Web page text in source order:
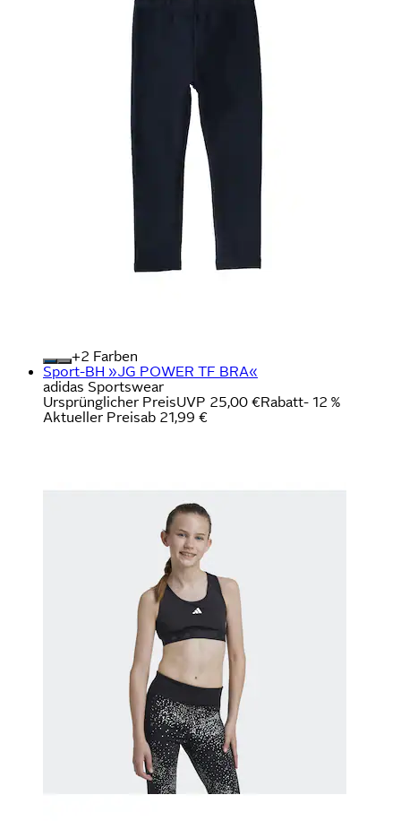
+
Farben
Sport-BH »JG POWER TF BRA«
adidas Sportswear
Ursprünglicher PreisUVP 25,00 €Rabatt- 12 %
Aktueller Preisab 21,99 €